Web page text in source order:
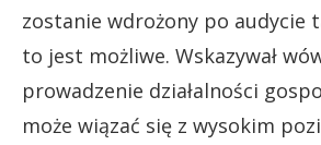
zostanie wdrożony po audycie
to jest możliwe. Wskazywał
prowadzenie działalności
może wiązać się z wysokim